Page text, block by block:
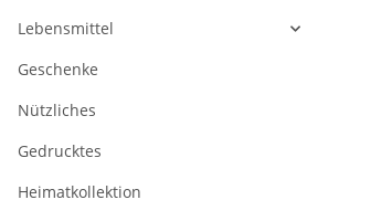
Lebensmittel
Geschenke
Nützliches
Gedrucktes
Heimatkollektion